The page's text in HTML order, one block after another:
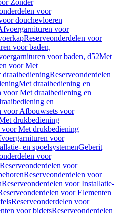
Zonder
voor
douchevloeren
voor
Reserveonderdelen voor
voor baden,
voor baden, d52Met
voor Met
Reserveonderdelen
Met draaibediening en
voor Met draaibediening en
en
voor Afbouwsets voor
drukbediening
voor Met drukbediening
voor
en spoelsystemenGeberit
voor
Reserveonderdelen voor
Reserveonderdelen voor
Reserveonderdelen voor Installatie-
voor Elementen
Reserveonderdelen voor
voor bidetsReserveonderdelen